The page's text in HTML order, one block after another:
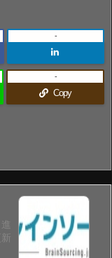
-
Copy
-